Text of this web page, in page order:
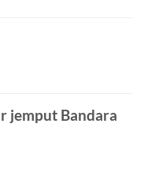
jemput Bandara